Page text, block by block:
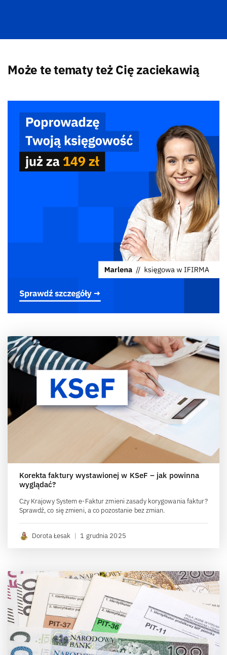
Może te tematy też Cię zaciekawią
Korekta faktury wystawionej w KSeF – jak powinna
wyglądać?
Czy Krajowy System e-Faktur zmieni zasady korygowania faktur?
Sprawdź, co się zmieni, a co pozostanie bez zmian.
Dorota Łesak | 1 grudnia 2025